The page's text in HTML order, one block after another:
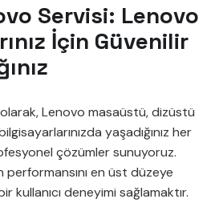
Servisi: Lenovo
İçin Güvenilir
Lenovo masaüstü, dizüstü
yaşadığınız her
çözümler sunuyoruz.
performansını en üst düzeye
kullanıcı deneyimi sağlamaktır.